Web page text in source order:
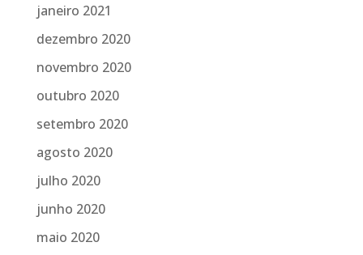
janeiro 2021
dezembro 2020
novembro 2020
outubro 2020
setembro 2020
agosto 2020
julho 2020
junho 2020
maio 2020